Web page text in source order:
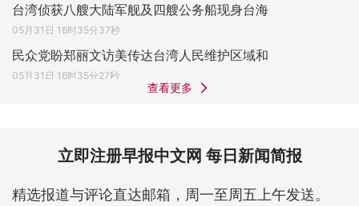
台湾侦获八艘大陆军舰及四艘公务船现身台海
05月31日 16时35分37秒
民众党盼郑丽文访美传达台湾人民维护区域和
05月31日 16时35分27秒
查看更多
立即注册早报中文网 每日新闻简报
精选报道与评论直达邮箱，周一至周五上午发送。